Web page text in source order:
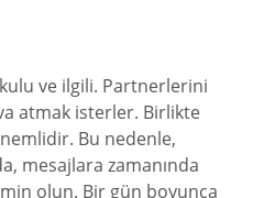
ve ilgili. Partnerlerini
atmak isterler. Birlikte
Bu nedenle,
mesajlara zamanında
olun. Bir gün boyunca